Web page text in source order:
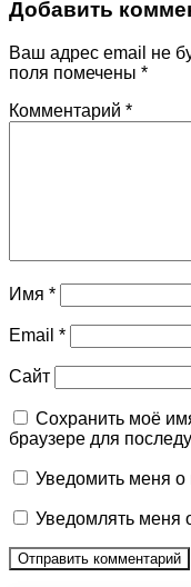
Добавить
Ваш адрес email не
поля помечены *
Комментарий *
Имя *
Email *
Сайт
Сохранить моё
браузере для
Уведомить меня о
Уведомлять меня